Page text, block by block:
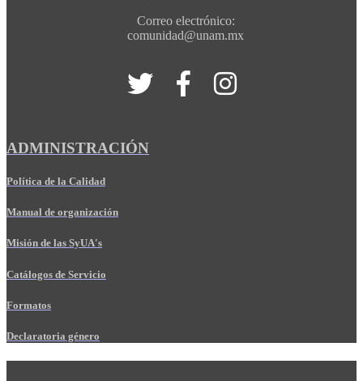
Correo electrónico:
comunidad@unam.mx
ADMINISTRACIÓN
Política de la Calidad
Manual de organización
Misión de las SyUA's
Catálogos de Servicio
Formatos
Declaratoria género